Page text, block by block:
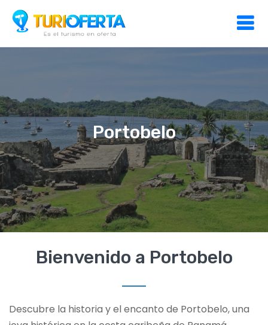
Portobelo
Bienvenido a Portobelo
Descubre la historia y el encanto de Portobelo, una